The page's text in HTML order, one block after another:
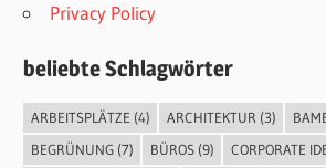
Privacy Policy
beliebte Schlagwörter
ARBEITSPLÄTZE (4) ARCHITEKTUR(3)
BEGRÜNUNG(7) BÜROS(9) CORPORATE